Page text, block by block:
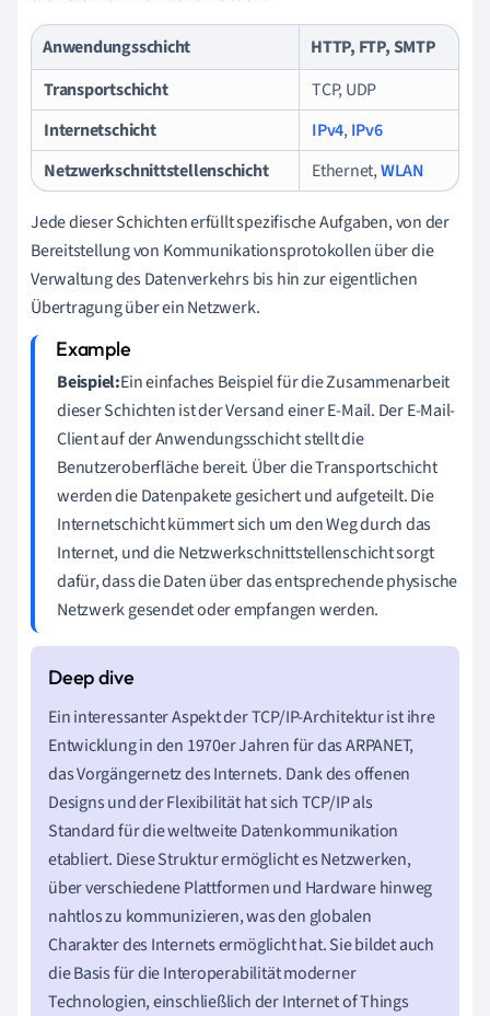
Anwendungsschicht
HTTP, FTP, SMTP
Transportschicht
TCP, UDP
Internetschicht
IPv4,IPv6
Netzwerkschnittstellenschicht
Ethernet,WLAN
Jede dieser Schichten erfüllt spezifische Aufgaben, von der
Bereitstellung von Kommunikationsprotokollen über die
Verwaltung des Datenverkehrs bis hin zur eigentlichen
Übertragung über ein Netzwerk.
Beispiel:Ein einfaches Beispiel für die Zusammenarbeit
dieser Schichten ist der Versand einer E-Mail. Der E-Mail-
Client auf der Anwendungsschicht stellt die
Benutzeroberfläche bereit. Über die Transportschicht
werden die Datenpakete gesichert und aufgeteilt. Die
Internetschicht kümmert sich um den Weg durch das
Internet, und die Netzwerkschnittstellenschicht sorgt
dafür, dass die Daten über das entsprechende physische
Netzwerk gesendet oder empfangen werden.
Ein interessanter Aspekt der TCP/IP-Architektur ist ihre
Entwicklung in den 1970er Jahren für das ARPANET,
das Vorgängernetz des Internets. Dank des offenen
Designs und der Flexibilität hat sich TCP/IP als
Standard für die weltweite Datenkommunikation
etabliert. Diese Struktur ermöglicht es Netzwerken,
über verschiedene Plattformen und Hardware hinweg
nahtlos zu kommunizieren, was den globalen
Charakter des Internets ermöglicht hat. Sie bildet auch
die Basis für die Interoperabilität moderner
Technologien, einschließlich der Internet of Things